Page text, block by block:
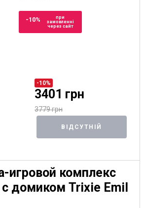
-10%
при
замовленні
через сайт
-10%
3401 грн
3779 грн
ВІДСУТНІЙ
игровой комплекс
домиком Trixie Emil